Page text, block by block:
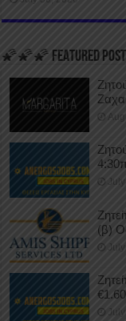
🌠🌠🌠 FEATURED
(β)